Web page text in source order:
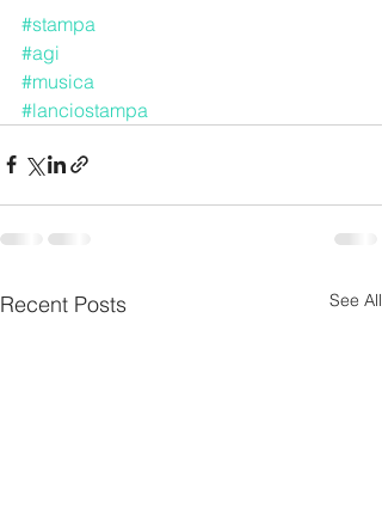
#stampa
#agi
#musica
#lanciostampa
Recent Posts See All